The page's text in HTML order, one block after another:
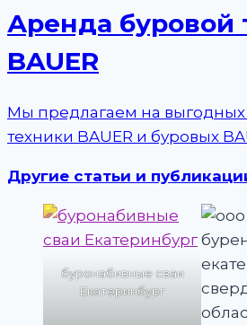
Аренда буровой
BAUER
Мы предлагаем на выгодных
техники BAUER и буровых
Другие статьи и
буронабивные сваи
Екатеринбург